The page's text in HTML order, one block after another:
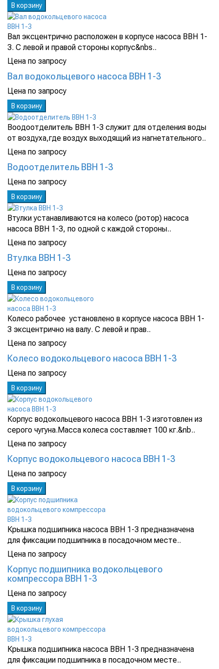
В корзину
Вал эксцентрично расположен в корпусе насоса ВВН 1-
3. С левой и правой стороны корпус&nbs..
Цена по запросу
Вал водокольцевого насоса ВВН 1-3
Цена по запросу
В корзину
Воодоотделитель ВВН 1-3 служит для отделения воды
от воздуха,где воздух выходящий из нагнетательного..
Цена по запросу
Водоотделитель ВВН 1-3
Цена по запросу
В корзину
Втулки устанавливаются на колесо (ротор) насоса
насоса ВВН 1-3, по одной с каждой стороны..
Цена по запросу
Втулка ВВН 1-3
Цена по запросу
В корзину
Колесо рабочее установлено в корпусе насоса ВВН 1-
3 эксцентрично на валу. С левой и прав..
Цена по запросу
Колесо водокольцевого насоса ВВН 1-3
Цена по запросу
В корзину
Корпус водокольцевого насоса ВВН 1-3 изготовлен из
серого чугуна.Масса колеса составляет 100 кг.&nb..
Цена по запросу
Корпус водокольцевого насоса ВВН 1-3
Цена по запросу
В корзину
Крышка подшипника насоса ВВН 1-3 предназначена
для фиксации подшипника в посадочном месте..
Цена по запросу
Корпус подшипника водокольцевого
компрессора ВВН 1-3
Цена по запросу
В корзину
Крышка подшипника насоса ВВН 1-3 предназначена
для фиксации подшипника в посадочном месте..